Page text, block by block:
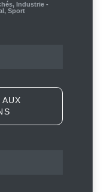
, Industrie -
, Sport
de
États-Unis, le